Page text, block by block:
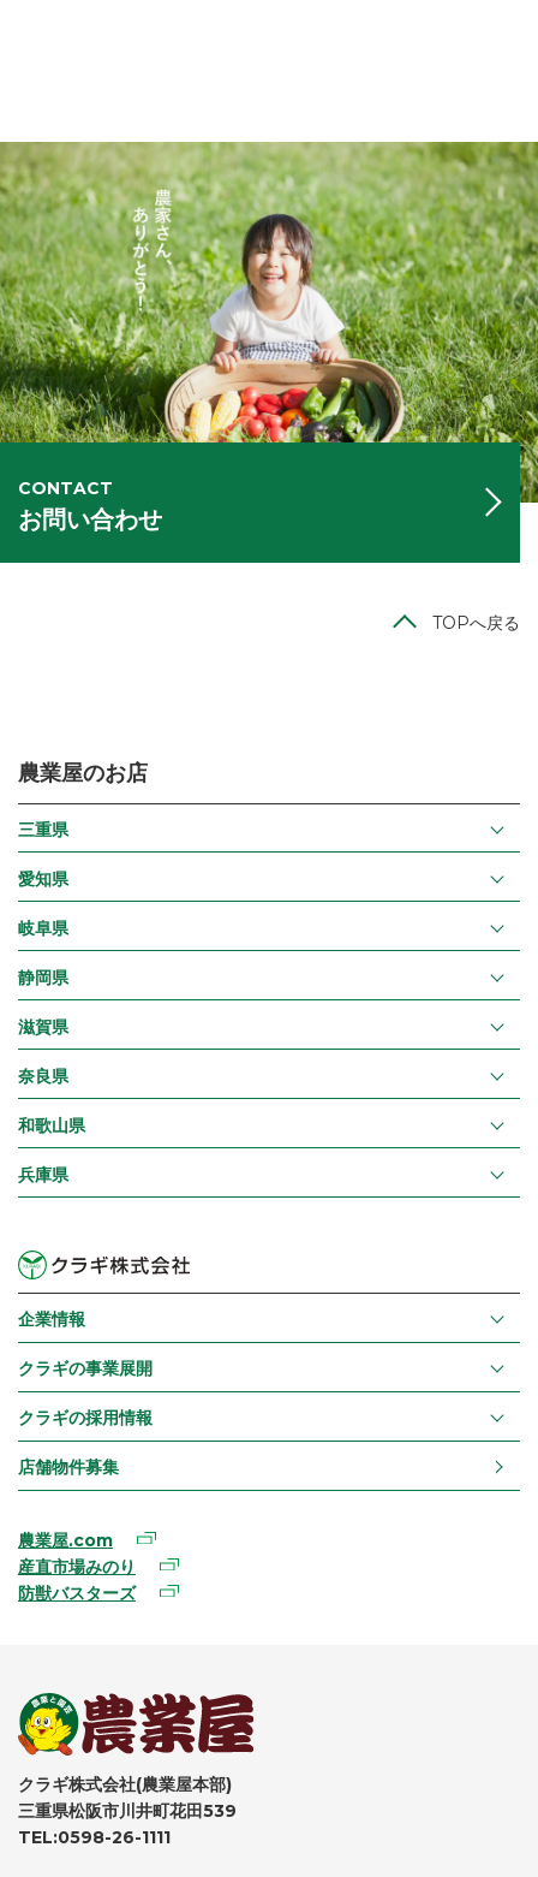
CONTACT
お問い合わせ
TOPへ戻る
農業屋のお店
三重県
愛知県
岐阜県
静岡県
滋賀県
奈良県
和歌山県
兵庫県
企業情報
クラギの事業展開
クラギの採用情報
店舗物件募集
農業屋.com
産直市場みのり
防獣バスターズ
クラギ株式会社(農業屋本部)
三重県松阪市川井町花田539
TEL:0598-26-1111